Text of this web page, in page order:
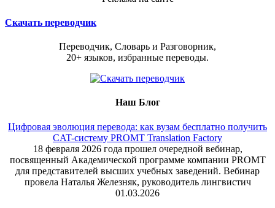
Скачать переводчик
Переводчик, Словарь и Разговорник,
20+ языков, избранные переводы.
Наш Блог
Цифровая эволюция перевода: как вузам бесплатно получить
CAT-систему PROMT Translation Factory
18 февраля 2026 года прошел очередной вебинар,
посвященный Академической программе компании PROMT
для представителей высших учебных заведений. Вебинар
провела Наталья Железняк, руководитель лингвистич
01.03.2026